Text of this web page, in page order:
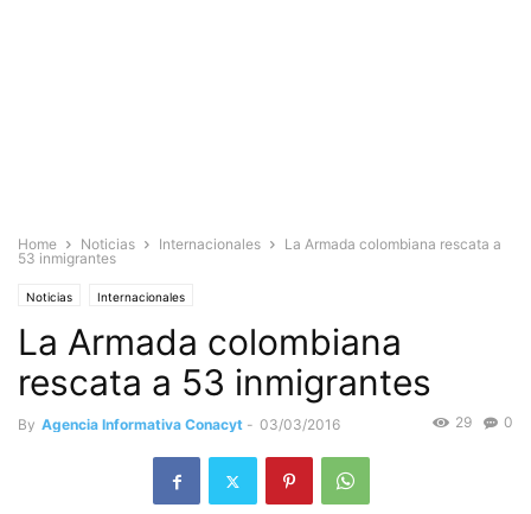
Home Noticias Internacionales
La Armada colombiana rescata a
53 inmigrantes
Noticias Internacionales
La Armada colombiana
rescata a 53 inmigrantes
By Agencia Informativa Conacyt - 03/03/2016 0
29